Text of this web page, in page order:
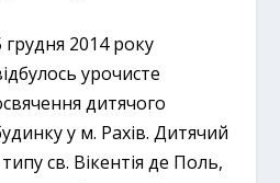
грудня 2014 року
урочисте
дитячого
у м. Рахів. Дитячий
св. Вікентія де Поль,